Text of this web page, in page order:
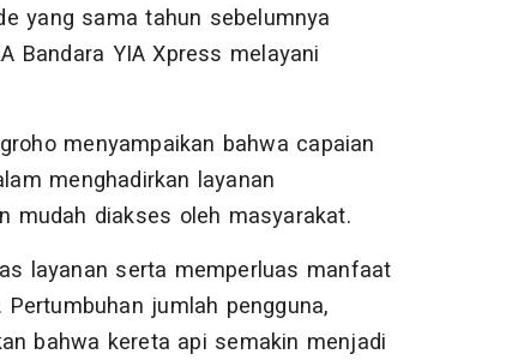
yang sama tahun sebelumnya
Bandara YIA Xpress melayani
menyampaikan bahwa capaian
menghadirkan layanan
mudah diakses oleh masyarakat.
layanan serta memperluas manfaat
jumlah pengguna,
bahwa kereta api semakin menjadi